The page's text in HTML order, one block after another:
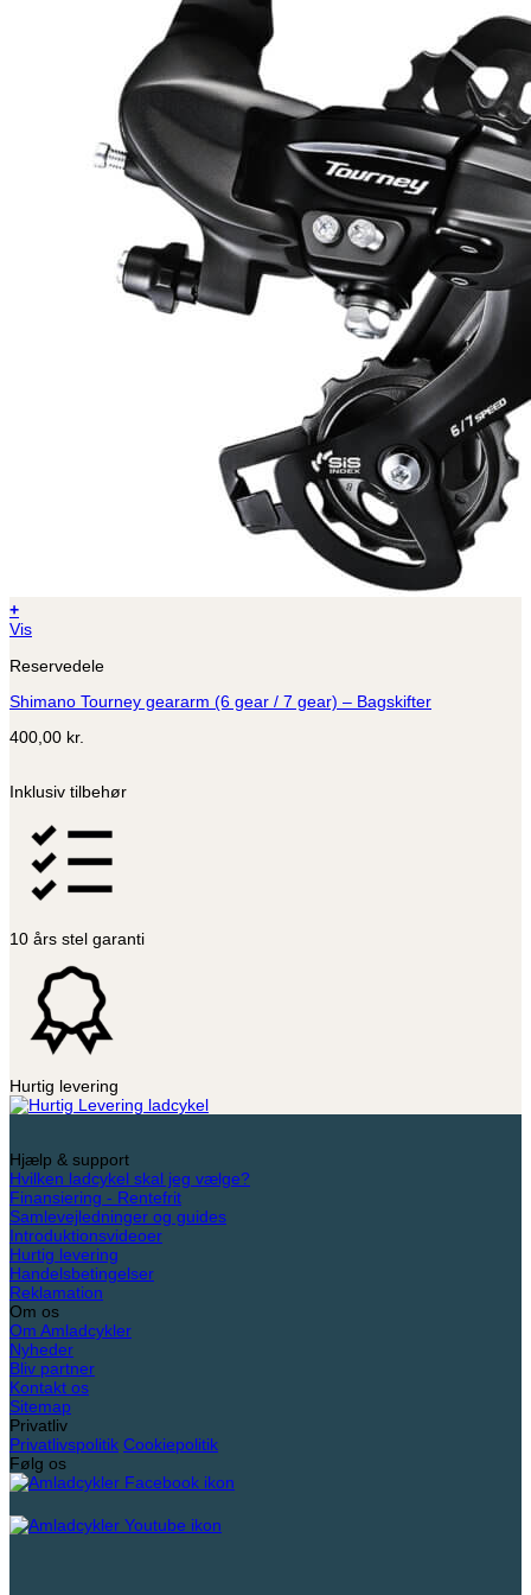
+
Dette
har
varianter.
kan
varesiden
Vis
Reservedele
Shimano Tourney geararm (6 gear / 7 gear) – Bagskifter
400,00 kr.
Inklusiv tilbehør
10 års stel garanti
Hurtig levering
Hjælp & support
Hvilken ladcykel skal jeg vælge?
Finansiering - Rentefrit
Samlevejledninger og guides
Introduktionsvideoer
Hurtig levering
Handelsbetingelser
Reklamation
Om os
Om Amladcykler
Nyheder
Bliv partner
Kontakt os
Sitemap
Privatliv
Privatlivspolitik Cookiepolitik
Følg os